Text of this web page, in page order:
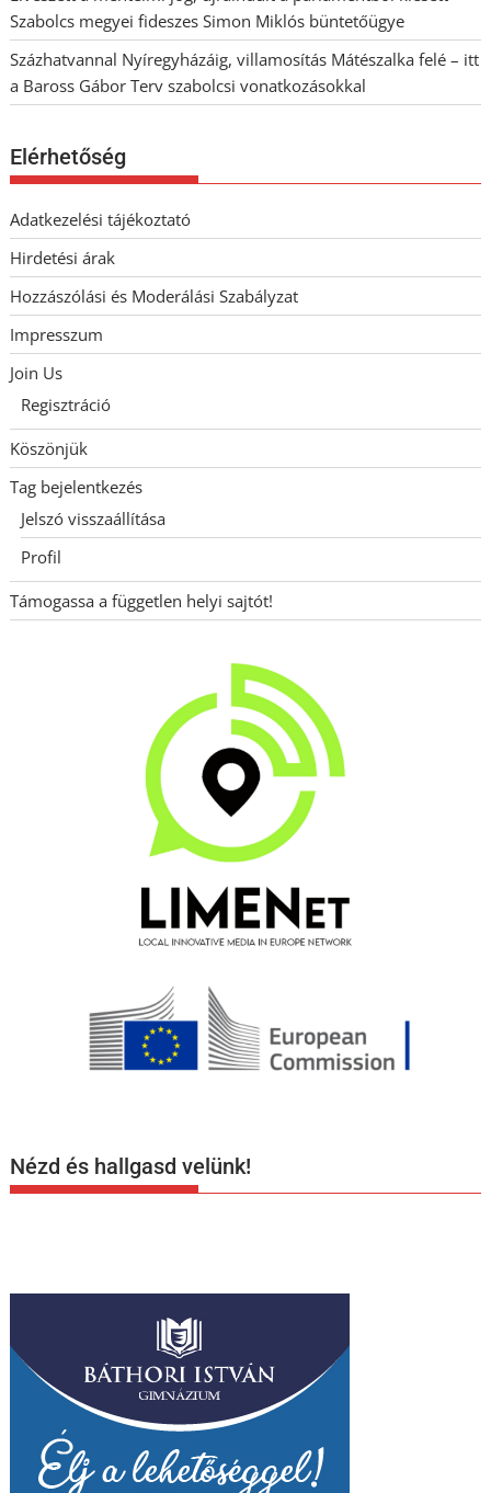
Szabolcs megyei fideszes Simon Miklós büntetőügye
Százhatvannal Nyíregyházáig, villamosítás Mátészalka felé – itt
a Baross Gábor Terv szabolcsi vonatkozásokkal
Elérhetőség
Adatkezelési tájékoztató
Hirdetési árak
Hozzászólási és Moderálási Szabályzat
Impresszum
Join Us
Regisztráció
Köszönjük
Tag bejelentkezés
Jelszó visszaállítása
Profil
Támogassa a független helyi sajtót!
Nézd és hallgasd velünk!